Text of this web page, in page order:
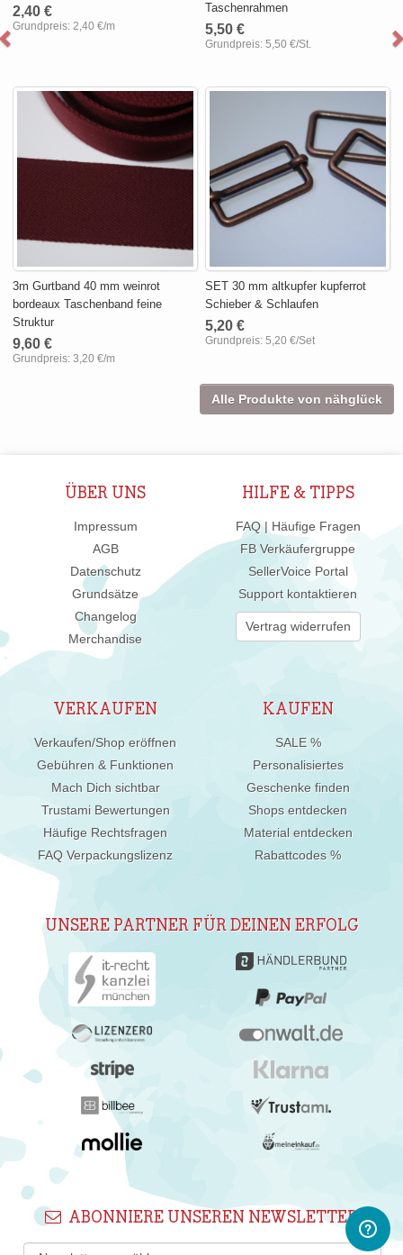
2,40 €
Grundpreis:2,40 €/m
Taschenrahmen
5,50 €
Grundpreis:5,50 €/St.
3m Gurtband 40 mm weinrot
bordeaux Taschenband feine
Struktur
9,60 €
Grundpreis:3,20 €/m
SET 30 mm altkupfer kupferrot
Schieber & Schlaufen
5,20 €
Grundpreis:5,20 €/Set
Alle Produkte von nähglück
ÜBER UNS
Impressum
AGB
Datenschutz
Grundsätze
Changelog
Merchandise
HILFE & TIPPS
FAQ | Häufige Fragen
FB Verkäufergruppe
SellerVoice Portal
Support kontaktieren
Vertrag widerrufen
VERKAUFEN
Verkaufen/Shop eröffnen
Gebühren & Funktionen
Mach Dich sichtbar
Trustami Bewertungen
Häufige Rechtsfragen
FAQ Verpackungslizenz
KAUFEN
SALE %
Personalisiertes
Geschenke finden
Shops entdecken
Material entdecken
Rabattcodes %
UNSERE PARTNER FÜR DEINEN ERFOLG
ABONNIERE UNSEREN NEWSLETTER